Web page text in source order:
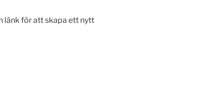
länk för att skapa ett nytt